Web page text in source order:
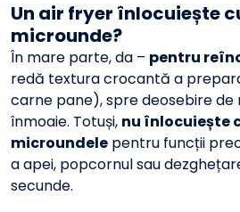
Un air fryer înlocuiește
microunde?
În mare parte, da – pentru
redă textura crocantă a
carne pane), spre deosebire de
înmoaie. Totuși, nu înlocuiește
microundele pentru funcții
a apei, popcornul sau
secunde.